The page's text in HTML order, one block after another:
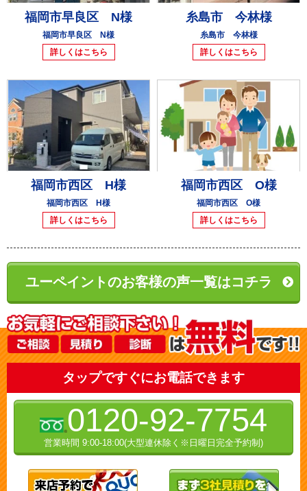
福岡市早良区 N様
福岡市早良区 N様
詳しくはこちら
糸島市 今林様
糸島市 今林様
詳しくはこちら
福岡市西区 H様
福岡市西区 H様
詳しくはこちら
福岡市西区 O様
福岡市西区 O様
詳しくはこちら
ユーペイントのお客様の声一覧はコチラ
タップですぐにお電話できます
0120-92-7754
営業時間 9:00-18:00(大型連休除く※日曜日完全予約制)